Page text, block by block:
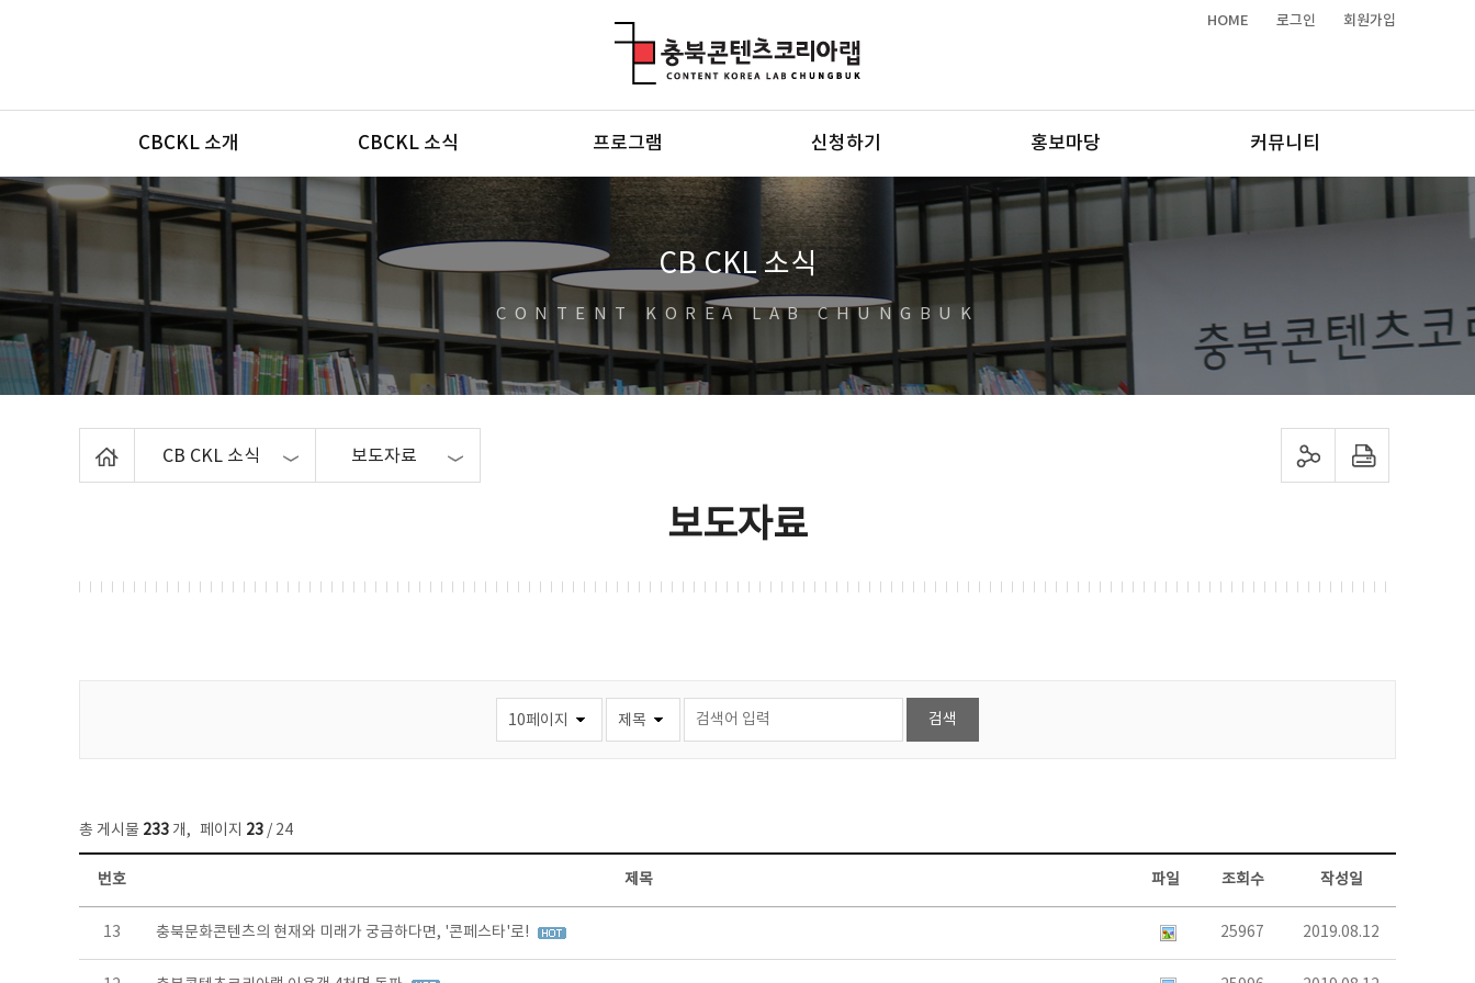
HOME 로그인 회원가입
메뉴
CBCKL 소개 CBCKL 소식 프로그램 신청하기 홍보마당 커뮤니티
CB CKL 소식
CONTENT KOREA LAB CHUNGBUK
CB CKL 소식 보도자료 sns 공유하기 프린트하기
보도자료
총 게시물 233 개, 페이지 23 / 24
보도자료 목록 - 번호, 제목, 작성자, 파일, 조회수, 작성일 정보 제공
번호 제목 파일 조회수 작성일
13 충북문화콘텐츠의 현재와 미래가 궁금하다면, '콘페스타'로! 25967 2019.08.12